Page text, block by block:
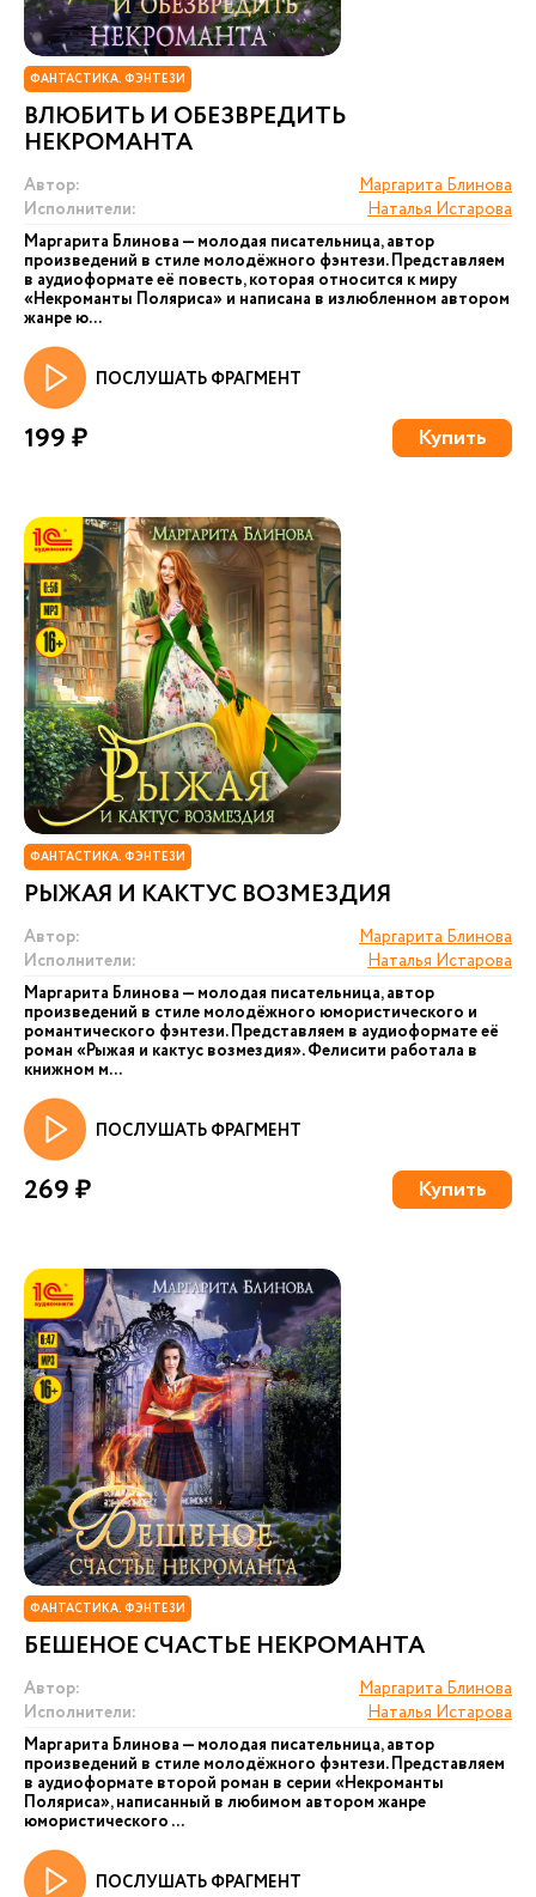
ФАНТАСТИКА. ФЭНТЕЗИ
ВЛЮБИТЬ И ОБЕЗВРЕДИТЬ
НЕКРОМАНТА
Автор:
Маргарита Блинова
Исполнители:
Наталья Истарова
Маргарита Блинова — молодая писательница, автор
произведений в стиле молодёжного фэнтези. Представляем
в аудиоформате её повесть, которая относится к миру
«Некроманты Поляриса» и написана в излюбленном автором
жанре ю...
ПОСЛУШАТЬ ФРАГМЕНТ
199 ₽ Купить
ФАНТАСТИКА. ФЭНТЕЗИ
РЫЖАЯ И КАКТУС ВОЗМЕЗДИЯ
Автор:
Маргарита Блинова
Исполнители:
Наталья Истарова
Маргарита Блинова — молодая писательница, автор
произведений в стиле молодёжного юмористического и
романтического фэнтези. Представляем в аудиоформате её
роман «Рыжая и кактус возмездия». Фелисити работала в
книжном м...
ПОСЛУШАТЬ ФРАГМЕНТ
269 ₽ Купить
ФАНТАСТИКА. ФЭНТЕЗИ
БЕШЕНОЕ СЧАСТЬЕ НЕКРОМАНТА
Автор:
Маргарита Блинова
Исполнители:
Наталья Истарова
Маргарита Блинова — молодая писательница, автор
произведений в стиле молодёжного фэнтези. Представляем
в аудиоформате второй роман в серии «Некроманты
Поляриса», написанный в любимом автором жанре
юмористического ...
ПОСЛУШАТЬ ФРАГМЕНТ